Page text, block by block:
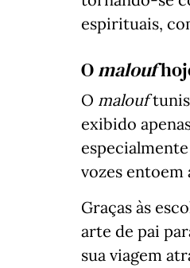
espirituais,
Omalouf
O malouf
exibido
vozes entoem
Graças às
arte de pai
sua viagem